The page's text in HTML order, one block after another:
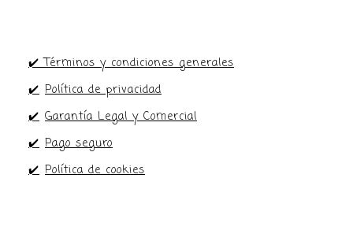
✔️ Términos y condiciones generales
✔️ Política de privacidad
✔️ Garantía Legal y Comercial
✔️ Pago seguro
✔️ Política de cookies